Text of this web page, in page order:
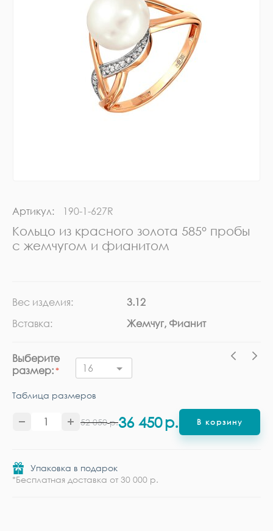
Артикул: 190-1-627R
Кольцо из красного золота 585° пробы
с жемчугом и фианитом
Вес изделия:
3.12
Вставка:
Жемчуг, Фианит
Выберите
размер:
16
Таблица размеров
52 050 р.36 450р. В корзину
Упаковка в подарок
*Бесплатная доставка от 30 000 р.